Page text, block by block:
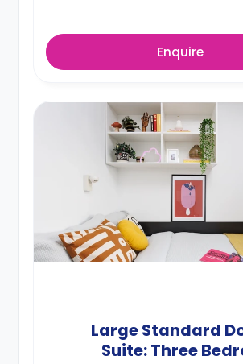
Enquire
Large Standard
Suite: Three